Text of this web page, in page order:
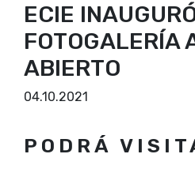
ECIE
FOTOGALERÍA
ABIERTO
04.10.2021
PODRÁ